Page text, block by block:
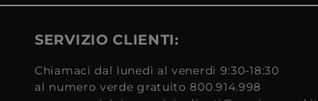
SERVIZIO CLIENTI:
Chiamaci dal lunedì al venerdì 9:30-18:30
al numero verde gratuito 800.914.998